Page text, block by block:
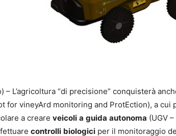
– L’agricoltura “di precisione” conquisterà
for vineyArd monitoring and ProtEction), a cui
a creare veicoli a guida autonoma (UGV
controlli biologici per il monitoraggio